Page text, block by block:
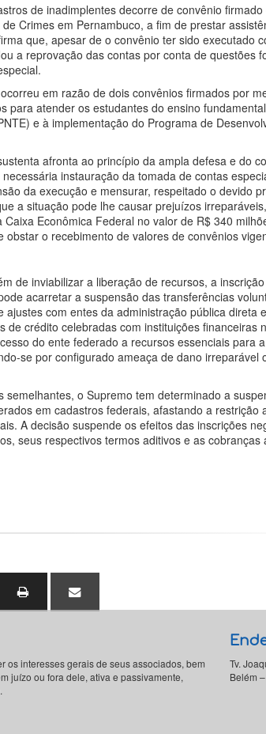
de inadimplentes decorre de convênio
Crimes em Pernambuco, a fim de prestar
que, apesar de o convênio ter sido executado
a reprovação das contas por conta de questões
em razão de dois convênios firmados por
para atender os estudantes do ensino
e à implementação do Programa de
afronta ao princípio da ampla defesa e do
instauração da tomada de contas
da execução e mensurar, respeitado o devido
a situação pode lhe causar prejuízos
Econômica Federal no valor de R$ 340
obstar o recebimento de valores de convênios
de inviabilizar a liberação de recursos, a
acarretar a suspensão das transferências
com entes da administração pública direta
de crédito celebradas com instituições financeiras
do ente federado a recursos essenciais para
se por configurado ameaça de dano irreparável
o Supremo tem determinado a
em cadastros federais, afastando a restrição
A decisão suspende os efeitos das inscrições
seus respectivos termos aditivos e as cobranças
os interesses gerais de seus associados, bem
juízo ou fora dele, ativa e passivamente,
Tv.
Belém